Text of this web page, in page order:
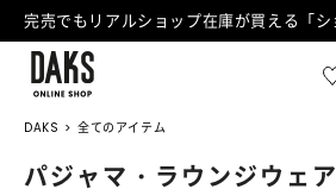
DAKS 全てのアイテム
パジャマ・ラウンジウェア